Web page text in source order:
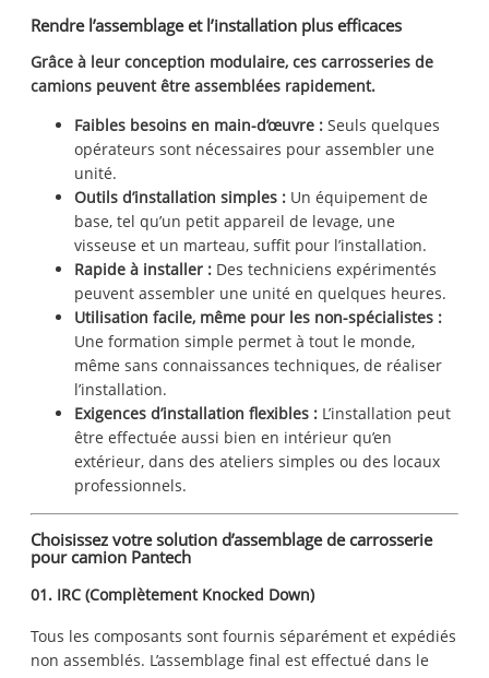
Rendre l’assemblage et l’installation plus efficaces
Grâce à leur conception modulaire, ces carrosseries de
camions peuvent être assemblées rapidement.
Faibles besoins en main-d’œuvre : Seuls quelques
opérateurs sont nécessaires pour assembler une
unité.
Outils d’installation simples : Un équipement de
base, tel qu’un petit appareil de levage, une
visseuse et un marteau, suffit pour l’installation.
Rapide à installer : Des techniciens expérimentés
peuvent assembler une unité en quelques heures.
Utilisation facile, même pour les non-spécialistes :
Une formation simple permet à tout le monde,
même sans connaissances techniques, de réaliser
l’installation.
Exigences d’installation flexibles : L’installation peut
être effectuée aussi bien en intérieur qu’en
extérieur, dans des ateliers simples ou des locaux
professionnels.
Choisissez votre solution d’assemblage de carrosserie
pour camion Pantech
01. IRC (Complètement Knocked Down)
Tous les composants sont fournis séparément et expédiés
non assemblés. L’assemblage final est effectué dans le